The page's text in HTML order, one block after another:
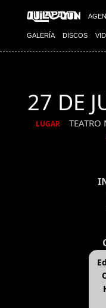
GALERÍA DISCOS
27 DE
LUGAR TEATRO